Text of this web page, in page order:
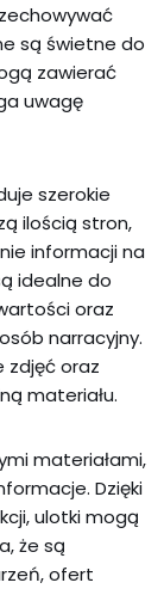
są świetne do
zawierać
uwagę
szerokie
ilością stron,
informacji na
idealne do
oraz
narracyjny.
zdjęć oraz
materiału.
materiałami,
Dzięki
ulotki mogą
że są
ofert